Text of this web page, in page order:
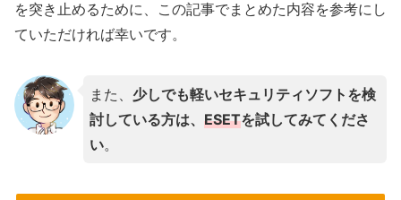
を突き止めるために、この記事でまとめた内容を参考にし
ていただければ幸いです。
また、 少しでも軽いセキュリティソフトを検
討している方は、 ESETを試してみてくださ
い。